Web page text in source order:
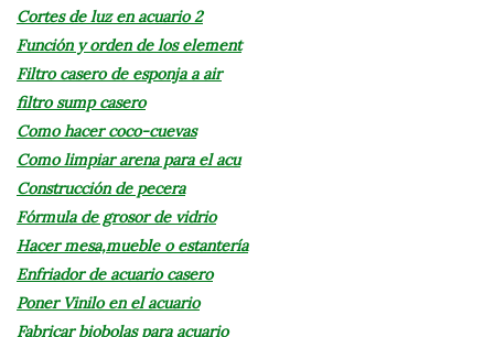
Cortes de luz en acuario 2
Función y orden de los element
Filtro casero de esponja a air
filtro sump casero
Como hacer coco-cuevas
Como limpiar arena para el acu
Construcción de pecera
Fórmula de grosor de vidrio
Hacer mesa,mueble o estantería
Enfriador de acuario casero
Poner Vinilo en el acuario
Fabricar biobolas para acuario